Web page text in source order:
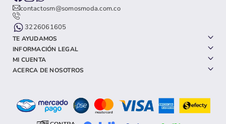
contactosm@somosmoda.com.co
3226061605
TE AYUDAMOS
INFORMACIÓN LEGAL
MI CUENTA
ACERCA DE NOSOTROS